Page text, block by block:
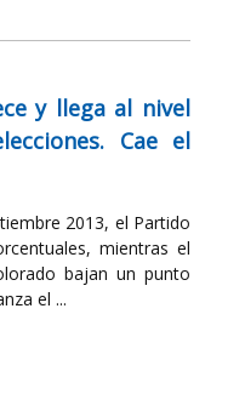
y llega al nivel
Cae el
2013, el Partido
mientras el
bajan un punto
el ...